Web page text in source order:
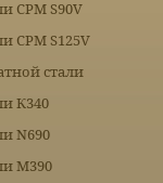
CPM S90V
CPM S125V
стали
К340
N690
М390